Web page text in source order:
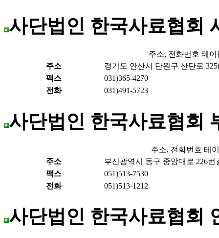
사단법인 한국사료협회
주소, 전화번호 테이
주소
경기도 안산시 단원구 산단로
팩스
031)365-4270
전화
031)491-5723
사단법인 한국사료협회
주소, 전화번호 테
주소
부산광역시 동구 중앙대로 226번
팩스
051)513-7530
전화
051)513-1212
사단법인 한국사료협회